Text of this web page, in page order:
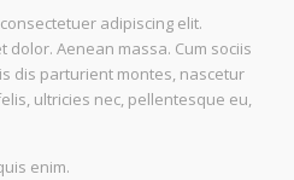
adipiscing elit.
dolor. Aenean massa. Cum sociis
dis parturient montes, nascetur
ultricies nec, pellentesque eu,
enim.